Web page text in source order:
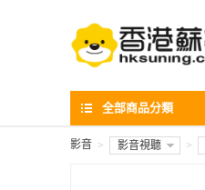
全部商品分類
影音 > 影音視聽 >